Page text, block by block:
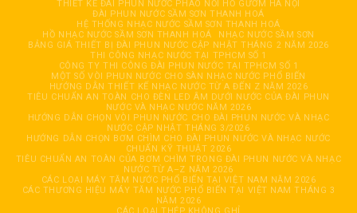
THIẾT KẾ ĐÀI PHUN NƯỚC PHAO NỔI HỒ GƯƠM HÀ NỘI
ĐÀI PHUN NƯỚC SẦM SƠN THANH HOÁ
HỆ THỐNG NHẠC NƯỚC SẦM SƠN THANH HOÁ
HỒ NHẠC NƯỚC SẦM SƠN THANH HOÁ
NHẠC NƯỚC SẦM SƠN
BẢNG GIÁ THIẾT BỊ ĐÀI PHUN NƯỚC CẬP NHẬT THÁNG 2 NĂM 2026
THI CÔNG NHẠC NƯỚC TẠI TPHCM SỐ 1
CÔNG TY THI CÔNG ĐÀI PHUN NƯỚC TẠI TPHCM SỐ 1
MỘT SỐ VÒI PHUN NƯỚC CHO SÀN NHẠC NƯỚC PHỔ BIẾN
HƯỚNG DẪN THIẾT KẾ NHẠC NƯỚC TỪ A ĐẾN Z NĂM 2026
TIÊU CHUẨN AN TOÀN CHO ĐÈN LED ÂM DƯỚI NƯỚC CỦA ĐÀI PHUN
NƯỚC VÀ NHẠC NƯỚC NĂM 2026
HƯỚNG DẪN CHỌN VÒI PHUN NƯỚC CHO ĐÀI PHUN NƯỚC VÀ NHẠC
NƯỚC CẬP NHẬT THÁNG 3/2026
HƯỚNG DẪN CHỌN BƠM CHÌM CHO ĐÀI PHUN NƯỚC VÀ NHẠC NƯỚC
CHUẨN KỸ THUẬT 2026
TIÊU CHUẨN AN TOÀN CỦA BƠM CHÌM TRONG ĐÀI PHUN NƯỚC VÀ NHẠC
NƯỚC TỪ A–Z NĂM 2026
CÁC LOẠI MÁY TĂM NƯỚC PHỔ BIẾN TẠI VIỆT NAM NĂM 2026
CÁC THƯƠNG HIỆU MÁY TĂM NƯỚC PHỔ BIẾN TẠI VIỆT NAM THÁNG 3
NĂM 2026